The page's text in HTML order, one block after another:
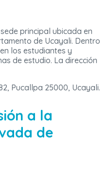
principal ubicada en
de Ucayali. Dentro
los estudiantes y
de estudio. La dirección
Pucallpa 25000, Ucayali.
a la
de